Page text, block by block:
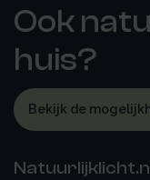
Ook
huis?
Bekijk de